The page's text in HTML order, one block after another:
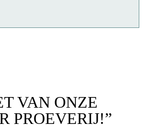
VAN ONZE
PROEVERIJ!”